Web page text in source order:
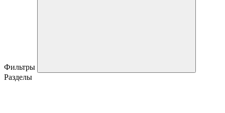
Фильтры
Разделы